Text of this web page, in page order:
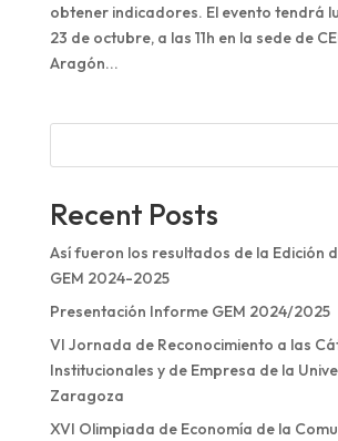
obtener indicadores. El evento tendrá
23 de octubre, a las 11h en la sede de
Aragón...
Recent Posts
Así fueron los resultados de la Edición
GEM 2024-2025
Presentación Informe GEM 2024/2025
VI Jornada de Reconocimiento a las
Institucionales y de Empresa de la
Zaragoza
XVI Olimpiada de Economía de la